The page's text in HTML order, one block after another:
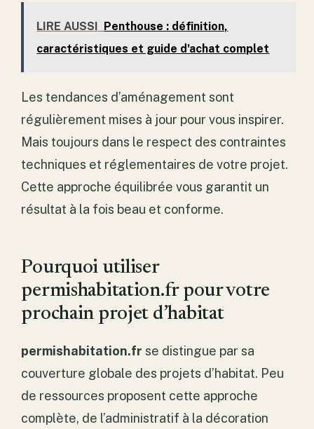
LIRE AUSSI Penthouse : définition,
caractéristiques et guide d'achat complet
Les tendances d’aménagement sont
régulièrement mises à jour pour vous inspirer.
Mais toujours dans le respect des contraintes
techniques et réglementaires de votre projet.
Cette approche équilibrée vous garantit un
résultat à la fois beau et conforme.
Pourquoi utiliser
permishabitation.fr pour votre
prochain projet d’habitat
permishabitation.fr se distingue par sa
couverture globale des projets d’habitat. Peu
de ressources proposent cette approche
complète, de l’administratif à la décoration